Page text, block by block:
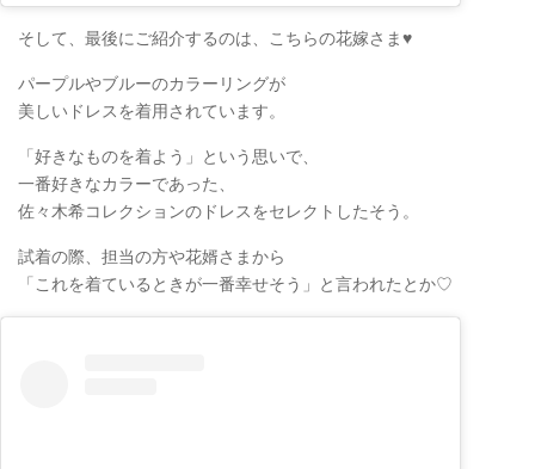
そして、最後にご紹介するのは、こちらの花嫁さま♥
パープルやブルーのカラーリングが
美しいドレスを着用されています。
「好きなものを着よう」という思いで、
一番好きなカラーであった、
佐々木希コレクションのドレスをセレクトしたそう。
試着の際、担当の方や花婿さまから
「これを着ているときが一番幸せそう」と言われたとか♡